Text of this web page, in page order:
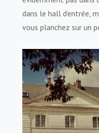
dans le hall d’entrée,
vous planchez sur un